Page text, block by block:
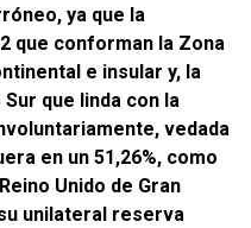
ya que la
que conforman la Zona
e insular y, la
que linda con la
vedada
en un 51,26%, como
Unido de Gran
unilateral reserva